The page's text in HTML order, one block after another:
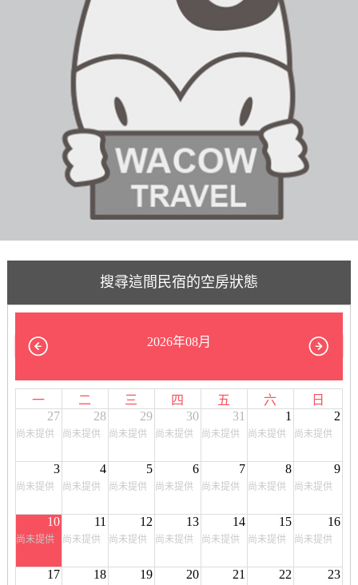
搜尋這間民宿的空房狀態
2026年08月
一 二 三 四 五 六
日
27
尚未提供
28
尚未提供
29
尚未提供
30
尚未提供
31
尚未提供
1
尚未提供
2
尚未提供
3
尚未提供
4
尚未提供
5
尚未提供
6
尚未提供
7
尚未提供
8
尚未提供
9
尚未提供
10
尚未提供
11
尚未提供
12
尚未提供
13
尚未提供
14
尚未提供
15
尚未提供
16
尚未提供
17 18 19 20 21 22 23